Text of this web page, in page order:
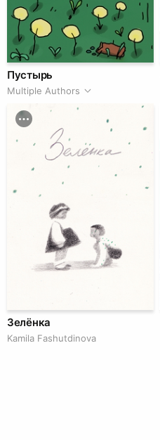
Пустырь
Multiple Authors
Зелёнка
Kamila Fashutdinova